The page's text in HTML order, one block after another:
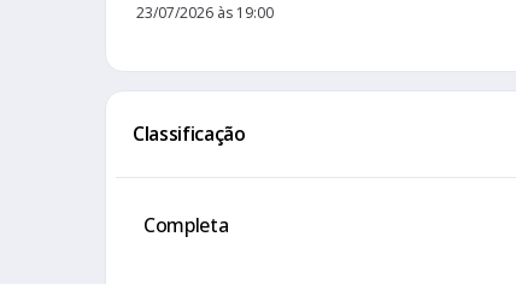
23/07/2026 às 19:00
Classificação
Completa